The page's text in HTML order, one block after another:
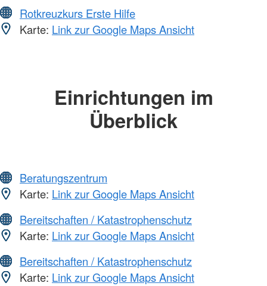
Rotkreuzkurs Erste Hilfe
Karte: Link zur Google Maps Ansicht
Einrichtungen im
Überblick
Beratungszentrum
Karte: Link zur Google Maps Ansicht
Bereitschaften / Katastrophenschutz
Karte: Link zur Google Maps Ansicht
Bereitschaften / Katastrophenschutz
Karte: Link zur Google Maps Ansicht